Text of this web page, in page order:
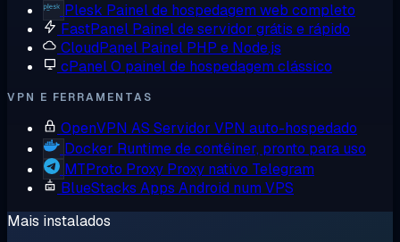
Plesk Painel de hospedagem web completo
FastPanel Painel de servidor grátis e rápido
CloudPanel Painel PHP e Node.js
cPanelO painel de hospedagem clássico
VPN E FERRAMENTAS
OpenVPN AS Servidor VPN auto-hospedado
Docker Runtime de contêiner, pronto para uso
MTProto Proxy Proxy nativo Telegram
BlueStacks Apps Android num VPS
Mais instalados